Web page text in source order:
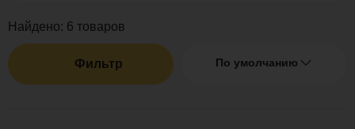
Найдено: 6 товаров
Фильтр По умолчанию